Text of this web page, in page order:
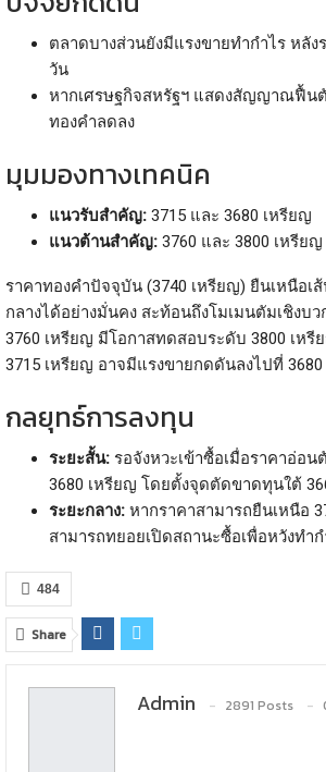
ตลาดบางส่วนยังมีแรงขายทำกำไร หลัง
วัน
หากเศรษฐกิจสหรัฐฯ แสดงสัญญาณฟื้นตั
ทองคำลดลง
มุมมองทางเทคนิค
แนวรับสำคัญ: 3715 และ 3680 เหรียญ
แนวต้านสำคัญ: 3760 และ 3800 เหรียญ
ราคาทองคำปัจจุบัน (3740 เหรียญ) ยืนเหนือเ
กลางได้อย่างมั่นคง สะท้อนถึงโมเมนตัมเชิงบ
3760 เหรียญ มีโอกาสทดสอบระดับ 3800 เห
3715 เหรียญ อาจมีแรงขายกดดันลงไปที่
กลยุทธ์การลงทุน
ระยะสั้น: รอจังหวะเข้าซื้อเมื่อราคาอ่อน
3680 เหรียญ โดยตั้งจุดตัดขาดทุนใต้
ระยะกลาง: หากราคาสามารถยืนเหนือ
สามารถทยอยเปิดสถานะซื้อเพื่อหวังทำก
484
Share
Admin 2891 Posts